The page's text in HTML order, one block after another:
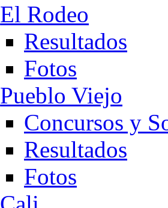
El Rodeo
Resultados
Fotos
Pueblo Viejo
Concursos y
Resultados
Fotos